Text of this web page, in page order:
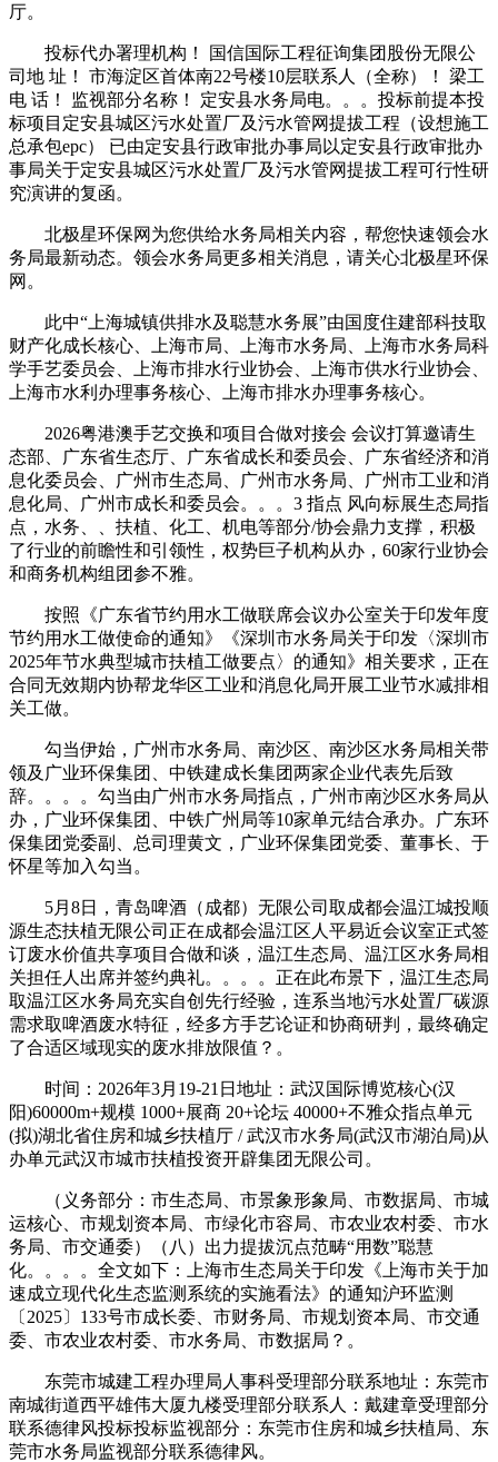
厅。
投标代办署理机构！ 国信国际工程征询集团股份无限公
司地 址！ 市海淀区首体南22号楼10层联系人（全称）！ 梁工
电 话！ 监视部分名称！ 定安县水务局电。。。投标前提本投
标项目定安县城区污水处置厂及污水管网提拔工程（设想施工
总承包epc） 已由定安县行政审批办事局以定安县行政审批办
事局关于定安县城区污水处置厂及污水管网提拔工程可行性研
究演讲的复函。
北极星环保网为您供给水务局相关内容，帮您快速领会水
务局最新动态。领会水务局更多相关消息，请关心北极星环保
网。
此中“上海城镇供排水及聪慧水务展”由国度住建部科技取
财产化成长核心、上海市局、上海市水务局、上海市水务局科
学手艺委员会、上海市排水行业协会、上海市供水行业协会、
上海市水利办理事务核心、上海市排水办理事务核心。
2026粤港澳手艺交换和项目合做对接会 会议打算邀请生
态部、广东省生态厅、广东省成长和委员会、广东省经济和消
息化委员会、广州市生态局、广州市水务局、广州市工业和消
息化局、广州市成长和委员会。。。3 指点 风向标展生态局指
点，水务、、扶植、化工、机电等部分/协会鼎力支撑，积极
了行业的前瞻性和引领性，权势巨子机构从办，60家行业协会
和商务机构组团参不雅。
按照《广东省节约用水工做联席会议办公室关于印发年度
节约用水工做使命的通知》《深圳市水务局关于印发〈深圳市
2025年节水典型城市扶植工做要点〉的通知》相关要求，正在
合同无效期内协帮龙华区工业和消息化局开展工业节水减排相
关工做。
勾当伊始，广州市水务局、南沙区、南沙区水务局相关带
领及广业环保集团、中铁建成长集团两家企业代表先后致
辞。。。。勾当由广州市水务局指点，广州市南沙区水务局从
办，广业环保集团、中铁广州局等10家单元结合承办。广东环
保集团党委副、总司理黄文，广业环保集团党委、董事长、于
怀星等加入勾当。
5月8日，青岛啤酒（成都）无限公司取成都会温江城投顺
源生态扶植无限公司正在成都会温江区人平易近会议室正式签
订废水价值共享项目合做和谈，温江生态局、温江区水务局相
关担任人出席并签约典礼。。。。正在此布景下，温江生态局
取温江区水务局充实自创先行经验，连系当地污水处置厂碳源
需求取啤酒废水特征，经多方手艺论证和协商研判，最终确定
了合适区域现实的废水排放限值？。
时间：2026年3月19-21日地址：武汉国际博览核心(汉
阳)60000m+规模 1000+展商 20+论坛 40000+不雅众指点单元
(拟)湖北省住房和城乡扶植厅 / 武汉市水务局(武汉市湖泊局)从
办单元武汉市城市扶植投资开辟集团无限公司。
（义务部分：市生态局、市景象形象局、市数据局、市城
运核心、市规划资本局、市绿化市容局、市农业农村委、市水
务局、市交通委）（八）出力提拔沉点范畴“用数”聪慧
化。。。。全文如下：上海市生态局关于印发《上海市关于加
速成立现代化生态监测系统的实施看法》的通知沪环监测
〔2025〕133号市成长委、市财务局、市规划资本局、市交通
委、市农业农村委、市水务局、市数据局？。
东莞市城建工程办理局人事科受理部分联系地址：东莞市
南城街道西平雄伟大厦九楼受理部分联系人：戴建章受理部分
联系德律风投标投标监视部分：东莞市住房和城乡扶植局、东
莞市水务局监视部分联系德律风。